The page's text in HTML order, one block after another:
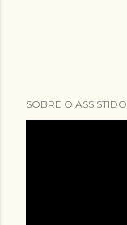
SOBRE O ASSISTIDO